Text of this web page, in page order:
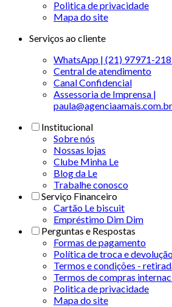
Politica de privacidade
Mapa do site
Serviços ao cliente
WhatsApp | (21) 97971-
Central de atendimento
Canal Confidencial
Assessoria de Imprensa |
paula@agenciaamais.com.br
Institucional
Sobre nós
Nossas lojas
Clube Minha Le
Blog da Le
Trabalhe conosco
Serviço Financeiro
Cartão Le biscuit
Empréstimo Dim Dim
Perguntas e Respostas
Formas de pagamento
Política de troca e
Termos e condições -
Termos de compras
Politica de privacidade
Mapa do site